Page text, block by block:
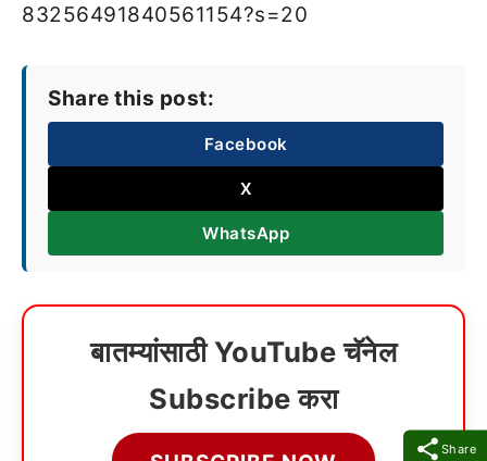
Share
83256491840561154?s=20
Share this post:
Facebook
X
WhatsApp
बातम्यांसाठी YouTube चॅनेल
Subscribe करा